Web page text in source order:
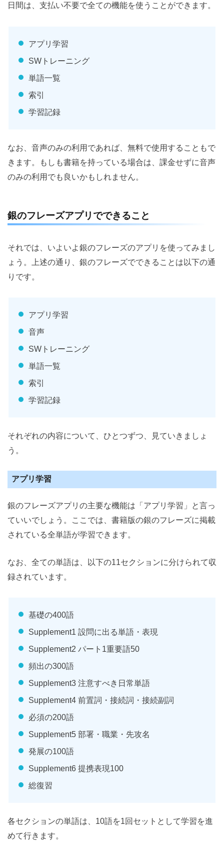
日間は、支払い不要で全ての機能を使うことができます。
アプリ学習
SWトレーニング
単語一覧
索引
学習記録
なお、音声のみの利用であれば、無料で使用することもで
きます。もしも書籍を持っている場合は、課金せずに音声
のみの利用でも良いかもしれません。
銀のフレーズアプリでできること
それでは、いよいよ銀のフレーズのアプリを使ってみまし
ょう。上述の通り、銀のフレーズでできることは以下の通
りです。
アプリ学習
音声
SWトレーニング
単語一覧
索引
学習記録
それぞれの内容について、ひとつずつ、見ていきましょ
う。
アプリ学習
銀のフレーズアプリの主要な機能は「アプリ学習」と言っ
ていいでしょう。ここでは、書籍版の銀のフレーズに掲載
されている全単語が学習できます。
なお、全ての単語は、以下の11セクションに分けられて収
録されています。
基礎の400語
Supplement1 設問に出る単語・表現
Supplement2 パート1重要語50
頻出の300語
Supplement3 注意すべき日常単語
Supplement4 前置詞・接続詞・接続副詞
必須の200語
Supplement5 部署・職業・先攻名
発展の100語
Supplement6 提携表現100
総復習
各セクションの単語は、10語を1回セットとして学習を進
めて行きます。